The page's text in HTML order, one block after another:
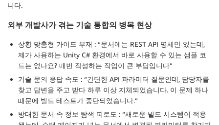
니다.
외부 개발사가 겪는 기술 통합의 병목 현상
상황 맞춤형 가이드 부재 : “문서에는 REST API 명세만 있는데,
제가 사용하는 Unity C# 환경에서 바로 사용할 수 있는 샘플 코
드는 없나요? 매번 작성하는 작업이 큰 부담입니다”
기술 문의 응답 속도 : “간단한 API 파라미터 질문인데, 담당자를
찾고 답변을 주고 받다 하루 이상 지체되었습니다. 이 문제 하나
때문에 빌드 테스트가 중단되었습니다.”
방대한 문서 속 정보 탐색 피로도 : “새로운 빌드 시스템이 적용